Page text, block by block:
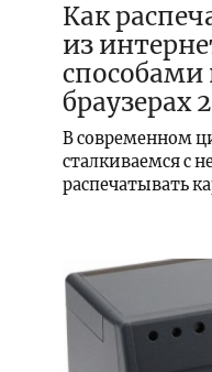
Как
из
способами
браузерах
В современном
сталкиваемся с
распечатывать